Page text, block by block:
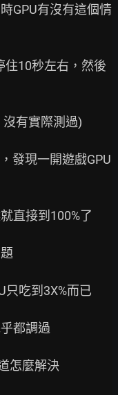
GPU有沒有這個情
住10秒左右，然後
有實際測過)
發現一開遊戲GPU
直接到100%了
只吃到3X%而已
都調過
怎麼解決